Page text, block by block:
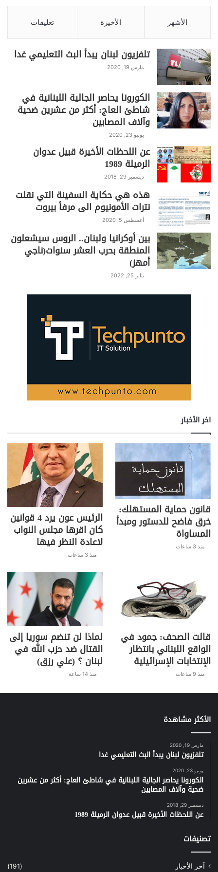
الأشهر الأخيرة تعليقات
تلفزيون لبنان يبدأ البث التعليمي غدا
مارس 19, 2020
الكورونا يحاصر الجالية اللبنانية في
شاطئ العاج: أكثر من عشرين ضحية
وآلاف المصابين
يونيو 23, 2020
عن اللحظات الأخيرة قبيل عدوان
الرميلة 1989
ديسمبر 29, 2018
هذه هي حكاية السفينة التي نقلت
نترات الأمونيوم الى مرفأ بيروت
أغسطس 5, 2020
بين أوكرانيا ولبنان.. الروس سيشعلون
المنطقة بحرب العشر سنوات(ناجي
أمهز)
يناير 25, 2022
اخر الأخبار
قانون حماية المستهلك:
خرق فاضح للدستور ومبدأ
المساواة
منذ 3 ساعات
الرئيس عون يرد 4 قوانين
كان اقرها مجلس النواب
لاعادة النظر فيها
منذ 3 ساعات
قالت الصحف: جمود في
الواقع اللبناني بانتظار
الإنتخابات الإسرائيلية
منذ 9 ساعات
لماذا لن تنضم سوريا إلى
القتال ضد حزب الله في
لبنان ؟ (علي رزق)
منذ 14 ساعة
الأكثر مشاهدة
مارس 19, 2020
تلفزيون لبنان يبدأ البث التعليمي غدا
يونيو 23, 2020
الكورونا يحاصر الجالية اللبنانية في شاطئ العاج: أكثر من عشرين
ضحية وآلاف المصابين
ديسمبر 29, 2018
عن اللحظات الأخيرة قبيل عدوان الرميلة 1989
تصنيفات
آخر الأخبار
(191)